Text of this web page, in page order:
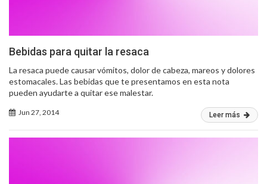
Bebidas para quitar la resaca
La resaca puede causar vómitos, dolor de cabeza, mareos y dolores
estomacales. Las bebidas que te presentamos en esta nota
pueden ayudarte a quitar ese malestar.
Jun 27, 2014 Leer más